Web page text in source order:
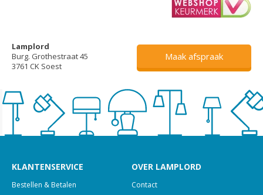
Lamplord
Burg. Grothestraat 45
3761 CK Soest
Maak afspraak
KLANTENSERVICE
Bestellen & Betalen
OVER LAMPLORD
Contact